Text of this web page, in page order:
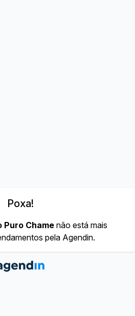
Poxa!
Puro Chamenão está mais
pela Agendin.